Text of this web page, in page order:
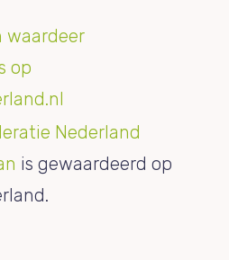
is gewaardeerd op